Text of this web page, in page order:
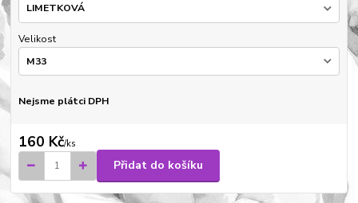
Velikost
Nejsme plátci DPH
160 Kč/ks
Přidat do košíku